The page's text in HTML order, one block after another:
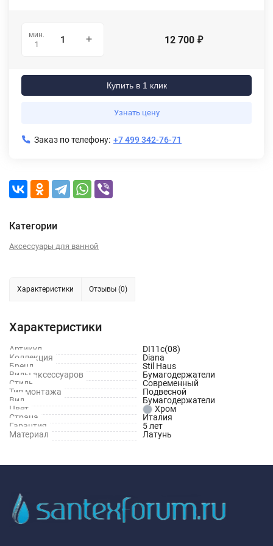
мин.
1
12 700 ₽
Купить в 1 клик
Узнать цену
Заказ по телефону: +7 499 342-76-71
Категории
Аксессуары для ванной
Характеристики Отзывы (0)
Характеристики
Артикул
DI11с(08)
Коллекция
Diana
Бренд
Stil Haus
Виды аксессуаров
Бумагодержатели
Стиль
Современный
Тип монтажа
Подвесной
Вид
Бумагодержатели
Цвет
Хром
Страна
Италия
Гарантия
5 лет
Материал
Латунь